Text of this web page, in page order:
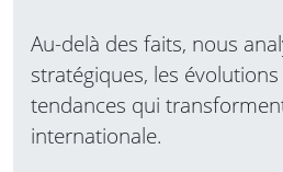
Au-delà des faits, nous
stratégiques, les
tendances qui
internationale.